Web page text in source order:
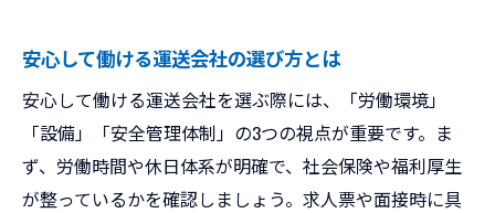
安心して働ける運送会社の選び方とは
安心して働ける運送会社を選ぶ際には、「労働環境」
「設備」「安全管理体制」の3つの視点が重要です。ま
ず、労働時間や休日体系が明確で、社会保険や福利厚生
が整っているかを確認しましょう。求人票や面接時に具